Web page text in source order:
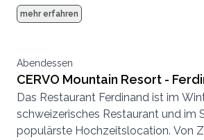
Abendessen bis zur Party, hier
komplette Hochzeit von Anfang bis
mehr erfahren
Abendessen
CERVO Mountain Resort -
Das Restaurant Ferdinand ist im
schweizerisches Restaurant und im
populärste Hochzeitslocation. Von